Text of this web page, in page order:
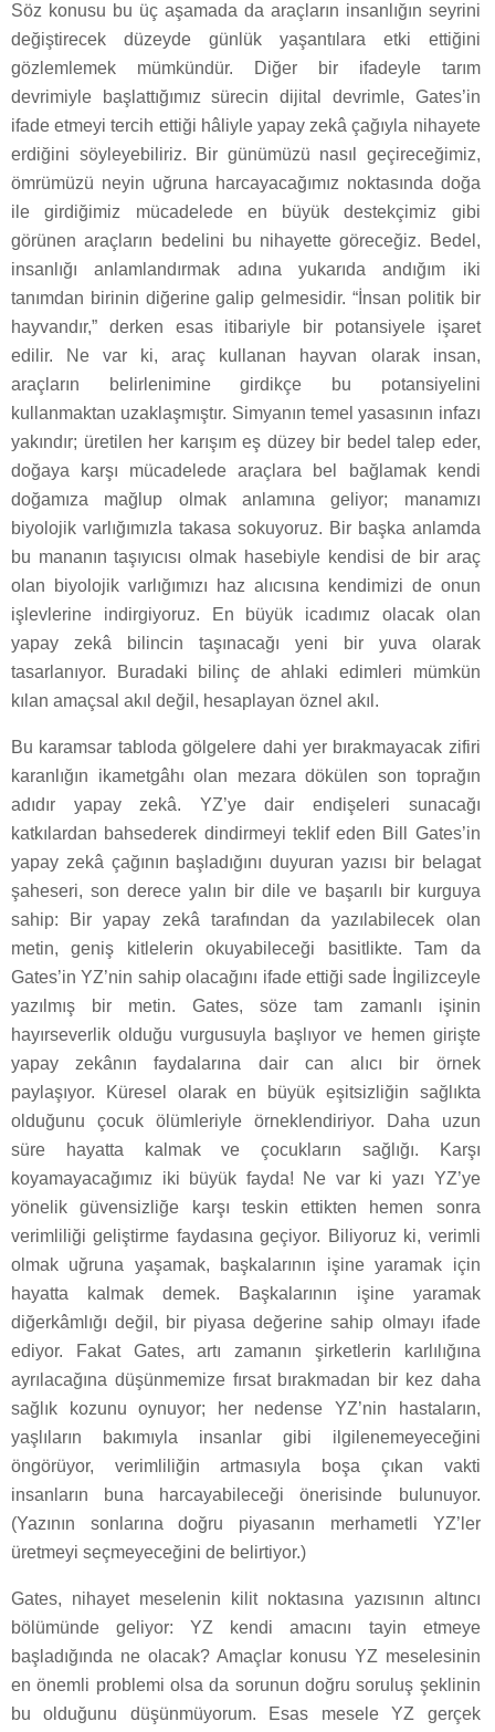
Söz konusu bu üç aşamada da araçların insanlığın seyrini
değiştirecek düzeyde günlük yaşantılara etki ettiğini
gözlemlemek mümkündür. Diğer bir ifadeyle tarım
devrimiyle başlattığımız sürecin dijital devrimle, Gates’in
ifade etmeyi tercih ettiği hâliyle yapay zekâ çağıyla nihayete
erdiğini söyleyebiliriz. Bir günümüzü nasıl geçireceğimiz,
ömrümüzü neyin uğruna harcayacağımız noktasında doğa
ile girdiğimiz mücadelede en büyük destekçimiz gibi
görünen araçların bedelini bu nihayette göreceğiz. Bedel,
insanlığı anlamlandırmak adına yukarıda andığım iki
tanımdan birinin diğerine galip gelmesidir. “İnsan politik bir
hayvandır,” derken esas itibariyle bir potansiyele işaret
edilir. Ne var ki, araç kullanan hayvan olarak insan,
araçların belirlenimine girdikçe bu potansiyelini
kullanmaktan uzaklaşmıştır. Simyanın temel yasasının infazı
yakındır; üretilen her karışım eş düzey bir bedel talep eder,
doğaya karşı mücadelede araçlara bel bağlamak kendi
doğamıza mağlup olmak anlamına geliyor; manamızı
biyolojik varlığımızla takasa sokuyoruz. Bir başka anlamda
bu mananın taşıyıcısı olmak hasebiyle kendisi de bir araç
olan biyolojik varlığımızı haz alıcısına kendimizi de onun
işlevlerine indirgiyoruz. En büyük icadımız olacak olan
yapay zekâ bilincin taşınacağı yeni bir yuva olarak
tasarlanıyor. Buradaki bilinç de ahlaki edimleri mümkün
kılan amaçsal akıl değil, hesaplayan öznel akıl.
Bu karamsar tabloda gölgelere dahi yer bırakmayacak zifiri
karanlığın ikametgâhı olan mezara dökülen son toprağın
adıdır yapay zekâ. YZ’ye dair endişeleri sunacağı
katkılardan bahsederek dindirmeyi teklif eden Bill Gates’in
yapay zekâ çağının başladığını duyuran yazısı bir belagat
şaheseri, son derece yalın bir dile ve başarılı bir kurguya
sahip: Bir yapay zekâ tarafından da yazılabilecek olan
metin, geniş kitlelerin okuyabileceği basitlikte. Tam da
Gates’in YZ’nin sahip olacağını ifade ettiği sade İngilizceyle
yazılmış bir metin. Gates, söze tam zamanlı işinin
hayırseverlik olduğu vurgusuyla başlıyor ve hemen girişte
yapay zekânın faydalarına dair can alıcı bir örnek
paylaşıyor. Küresel olarak en büyük eşitsizliğin sağlıkta
olduğunu çocuk ölümleriyle örneklendiriyor. Daha uzun
süre hayatta kalmak ve çocukların sağlığı. Karşı
koyamayacağımız iki büyük fayda! Ne var ki yazı YZ’ye
yönelik güvensizliğe karşı teskin ettikten hemen sonra
verimliliği geliştirme faydasına geçiyor. Biliyoruz ki, verimli
olmak uğruna yaşamak, başkalarının işine yaramak için
hayatta kalmak demek. Başkalarının işine yaramak
diğerkâmlığı değil, bir piyasa değerine sahip olmayı ifade
ediyor. Fakat Gates, artı zamanın şirketlerin karlılığına
ayrılacağına düşünmemize fırsat bırakmadan bir kez daha
sağlık kozunu oynuyor; her nedense YZ’nin hastaların,
yaşlıların bakımıyla insanlar gibi ilgilenemeyeceğini
öngörüyor, verimliliğin artmasıyla boşa çıkan vakti
insanların buna harcayabileceği önerisinde bulunuyor.
(Yazının sonlarına doğru piyasanın merhametli YZ’ler
üretmeyi seçmeyeceğini de belirtiyor.)
Gates, nihayet meselenin kilit noktasına yazısının altıncı
bölümünde geliyor: YZ kendi amacını tayin etmeye
başladığında ne olacak? Amaçlar konusu YZ meselesinin
en önemli problemi olsa da sorunun doğru soruluş şeklinin
bu olduğunu düşünmüyorum. Esas mesele YZ gerçek